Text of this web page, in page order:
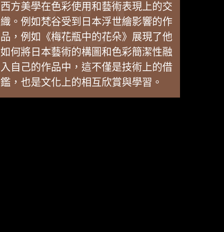
西方美學在色彩使用和藝術表現上的交
織。例如梵谷受到日本浮世繪影響的作
品，例如《梅花瓶中的花朵》展現了他
如何將日本藝術的構圖和色彩簡潔性融
入自己的作品中，這不僅是技術上的借
鑑，也是文化上的相互欣賞與學習。